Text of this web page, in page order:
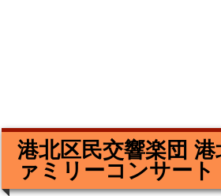
港北区民交響楽団
ァミリーコンサート